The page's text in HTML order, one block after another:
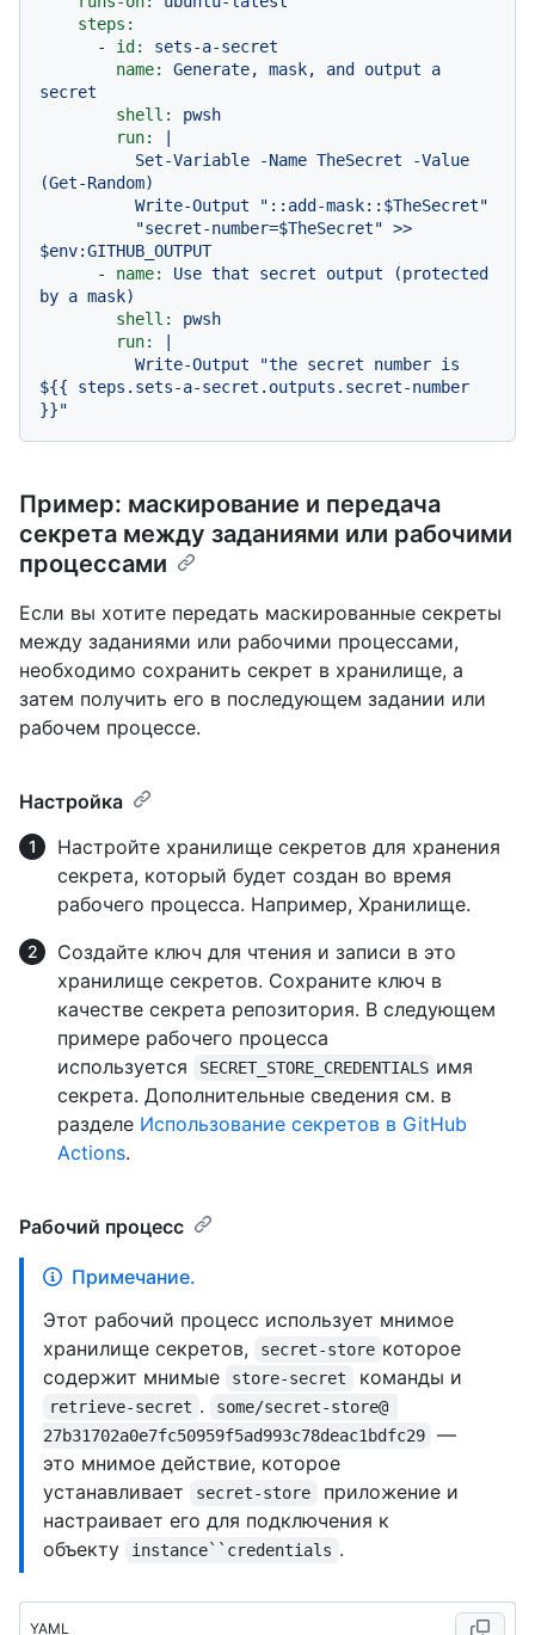
steps:
-
id:
sets-a-secret
name:
Generate, mask, and output
a
secret
shell:
pwsh
run:
(Get-Random)
-
name: Use that secret output
(protected
by a mask)
shell:
pwsh
run:
${{ steps.sets-a-secret.outputs.secret-number
Пример: маскирование и передача
секрета между заданиями или рабочими
процессами
Если вы хотите передать маскированные секреты
между заданиями или рабочими процессами,
необходимо сохранить секрет в хранилище, а
затем получить его в последующем задании или
рабочем процессе.
Настройка
Настройте хранилище секретов для хранения
секрета, который будет создан во время
рабочего процесса. Например, Хранилище.
Создайте ключ для чтения и записи в это
хранилище секретов. Сохраните ключ в
качестве секрета репозитория. В следующем
примере рабочего процесса
используется
SECRET_STORE_CREDENTIALS имя
секрета. Дополнительные сведения см. в
разделе Использование секретов в GitHub
Actions.
Рабочий процесс
Примечание.
Этот рабочий процесс использует мнимое
хранилище секретов,
secret-store которое
содержит мнимые
store-secret команды и
retrieve-secret .
some/secret-store@
27b31702a0e7fc50959f5ad993c78deac1bdfc29
—
это мнимое действие, которое
устанавливает
secret-store
приложение и
настраивает его для подключения к
объекту
instance``credentials .
YAML